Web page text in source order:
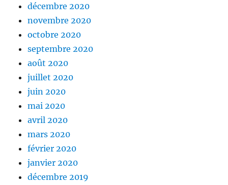
décembre 2020
novembre 2020
octobre 2020
septembre 2020
août 2020
juillet 2020
juin 2020
mai 2020
avril 2020
mars 2020
février 2020
janvier 2020
décembre 2019